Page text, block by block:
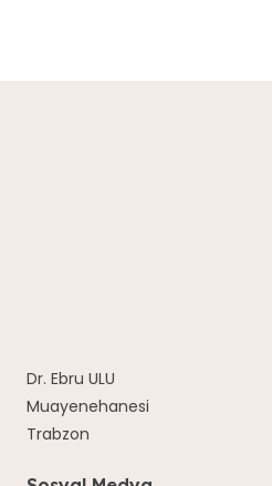
Dr. Ebru ULU
Muayenehanesi
Trabzon